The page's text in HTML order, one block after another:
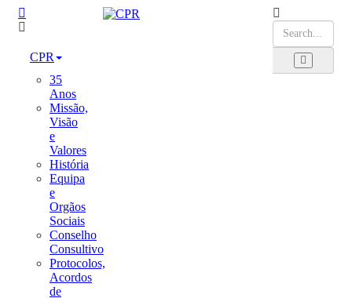
CPR
35
Anos
Missão,
Visão
e
Valores
História
Equipa
e
Orgãos
Sociais
Conselho
Consultivo
Protocolos,
Acordos
de